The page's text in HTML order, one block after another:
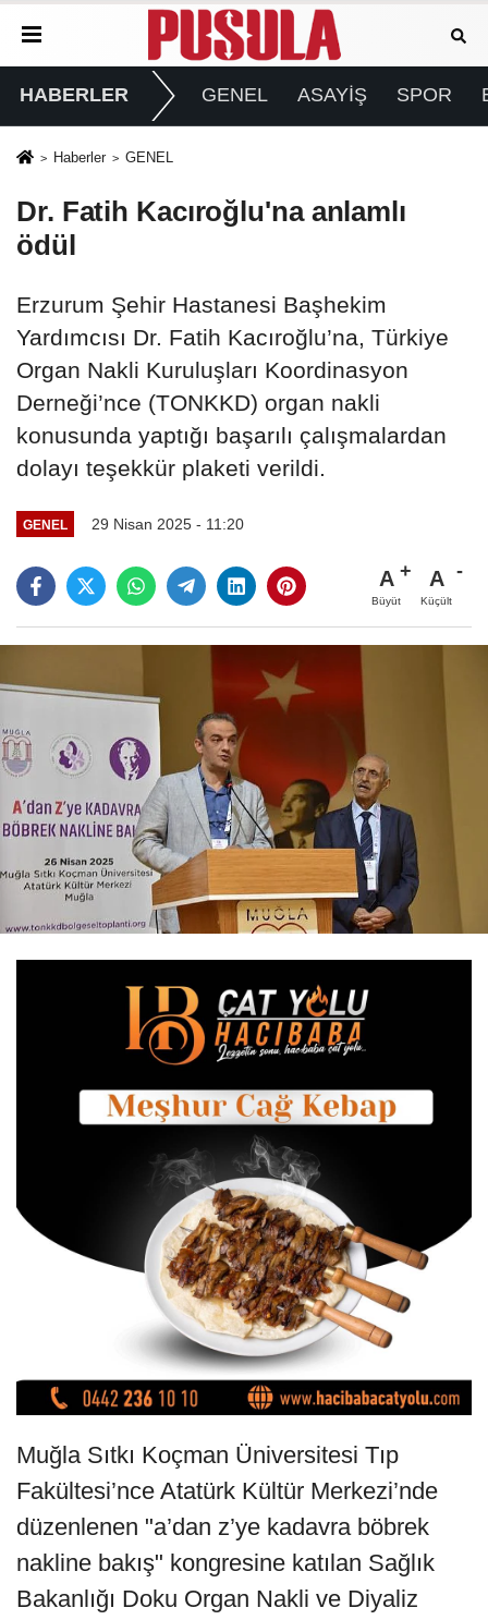
HABERLER GENEL ASAYİŞ SPOR
Haberler GENEL
Dr. Fatih Kacıroğlu'na anlamlı
ödül
Erzurum Şehir Hastanesi Başhekim
Yardımcısı Dr. Fatih Kacıroğlu’na, Türkiye
Organ Nakli Kuruluşları Koordinasyon
Derneği’nce (TONKKD) organ nakli
konusunda yaptığı başarılı çalışmalardan
dolayı teşekkür plaketi verildi.
GENEL 29 Nisan 2025 - 11:20
A
Büyüt
A
Küçült
Muğla Sıtkı Koçman Üniversitesi Tıp
Fakültesi’nce Atatürk Kültür Merkezi’nde
düzenlenen "a’dan z’ye kadavra böbrek
nakline bakış" kongresine katılan Sağlık
Bakanlığı Doku Organ Nakli ve Diyaliz